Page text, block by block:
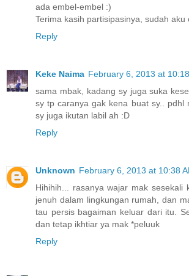
ada embel-embel :)
Terima kasih partisipasinya, sudah aku
Reply
Keke Naima February 6, 2013 at
sama mbak, kadang sy juga suka
sy tp caranya gak kena buat sy.. pdhl
sy juga ikutan labil ah :D
Reply
Unknown February 6, 2013 at 10:38
Hihihih... rasanya wajar mak sesekali
jenuh dalam lingkungan rumah, dan
tau persis bagaiman keluar dari itu.
dan tetap ikhtiar ya mak *peluuk
Reply